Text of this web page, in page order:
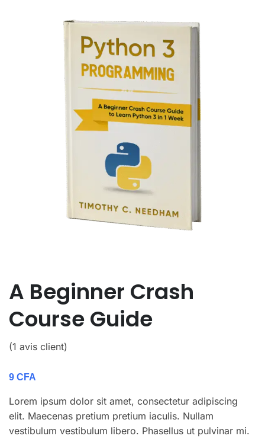
A Beginner Crash
Course Guide
(1 avis client)
9 CFA
Lorem ipsum dolor sit amet, consectetur adipiscing
elit. Maecenas pretium pretium iaculis. Nullam
vestibulum vestibulum libero. Phasellus ut pulvinar mi.